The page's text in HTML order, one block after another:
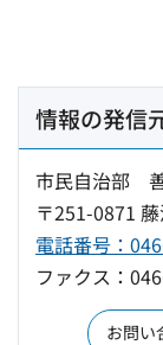
情報の発信
市民自治部
〒251-0871
電話番号：
ファクス：
お問い